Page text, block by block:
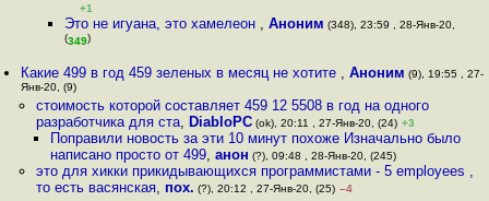
+1
Это не игуана, это хамелеон ,Аноним (348), 23:59 , 28-Янв-20,
(349)
Какие 499 в год 459 зеленых в месяц не хотите ,Аноним (9), 19:55 , 27-
Янв-20, (9)
стоимость которой составляет 459 12 5508 в год на одного
разработчика для ста, DiabloPC(ok), 20:11 , 27-Янв-20, (24) +3
Поправили новость за эти 10 минут похоже Изначально было
написано просто от 499, анон (?), 09:48 , 28-Янв-20, (245)
это для хикки прикидывающихся программистами - 5 employees ,
то есть васянская, пох. (?), 20:12 , 27-Янв-20, (25) –4